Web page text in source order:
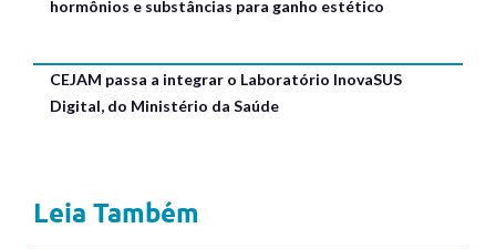
hormônios e substâncias para ganho estético
CEJAM passa a integrar o Laboratório InovaSUS
Digital, do Ministério da Saúde
Leia Também